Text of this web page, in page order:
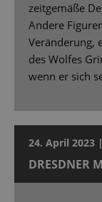
zeitgemäße
Andere
Veränderung,
des Wolfes
wenn er sich
24. April 2023
DRESDNER